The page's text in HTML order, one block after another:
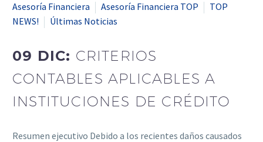
Asesoría Financiera
Asesoría Financiera TOP
TOP
NEWS!
Últimas Noticias
09 DIC: CRITERIOS
CONTABLES APLICABLES A
INSTITUCIONES DE CRÉDITO
Resumen ejecutivo Debido a los recientes daños causados